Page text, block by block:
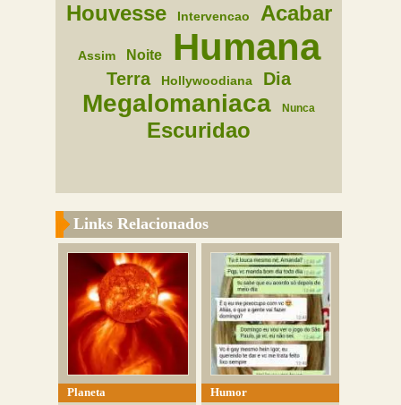
Houvesse Intervencao Acabar
Assim Noite Humana
Terra Hollywoodiana Dia
Megalomaniaca Nunca
Escuridao
Links Relacionados
Planeta
Humor